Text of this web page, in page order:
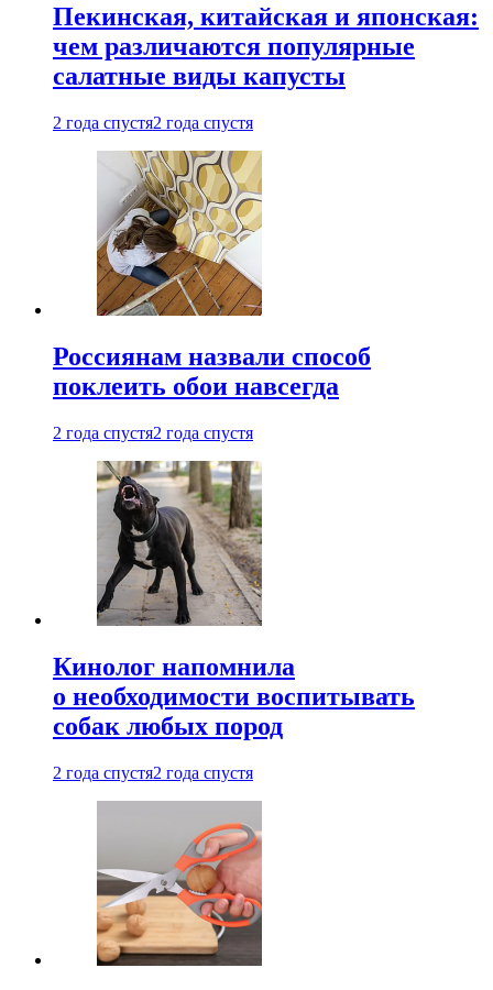
Пекинская, китайская и японская:
чем различаются популярные
салатные виды капусты
2 года спустя2 года спустя
Россиянам назвали способ
поклеить обои навсегда
2 года спустя2 года спустя
Кинолог напомнила
о необходимости воспитывать
собак любых пород
2 года спустя2 года спустя